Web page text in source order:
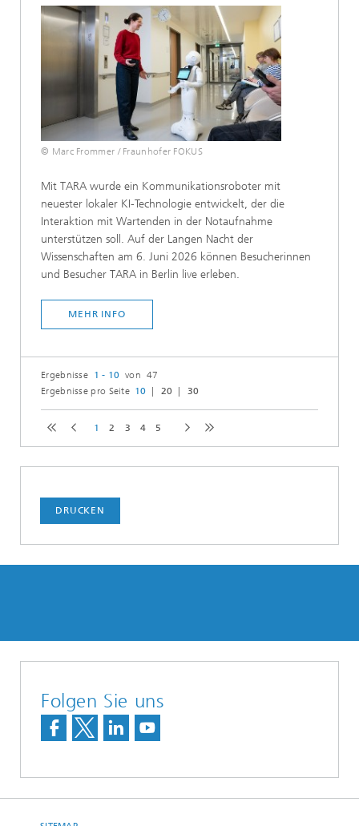
© Marc Frommer / Fraunhofer FOKUS
Mit TARA wurde ein Kommunikationsroboter mit
neuester lokaler KI-Technologie entwickelt, der die
Interaktion mit Wartenden in der Notaufnahme
unterstützen soll. Auf der Langen Nacht der
Wissenschaften am 6. Juni 2026 können Besucherinnen
und Besucher TARA in Berlin live erleben.
MEHR INFO
Ergebnisse 1 - 10 von 47
Ergebnisse pro Seite 10 20 30
1 2 3 4 5
DRUCKEN
Folgen Sie uns